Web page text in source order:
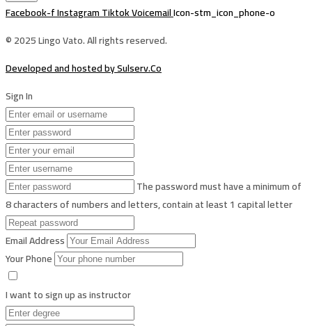
Facebook-fInstagramTiktokVoicemailIcon-stm_icon_phone-o
© 2025 Lingo Vato. All rights reserved.
Developed and hosted by Sulserv.Co
Sign In
The password must have a minimum of
8 characters of numbers and letters, contain at least 1 capital letter
Email Address
Your Phone
I want to sign up as instructor